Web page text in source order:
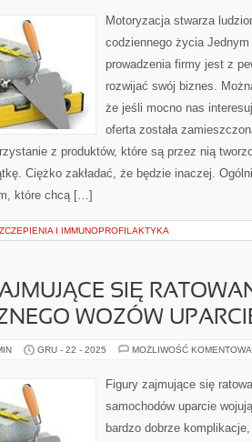
Motoryzacja stwarza
codziennego życia
prowadzenia firmy jest z
rozwijać swój biznes.
że jeśli mocno nas
oferta została
z produktów, które są przez nią
Ciężko zakładać, że będzie inaczej.
które chcą […]
I IMMUNOPROFILAKTYKA
SIĘ
WOZÓW
GRU - 22 - 2025 MOŻLIWOŚĆ
Figury zajmujące się
samochodów uparcie
bardzo dobrze